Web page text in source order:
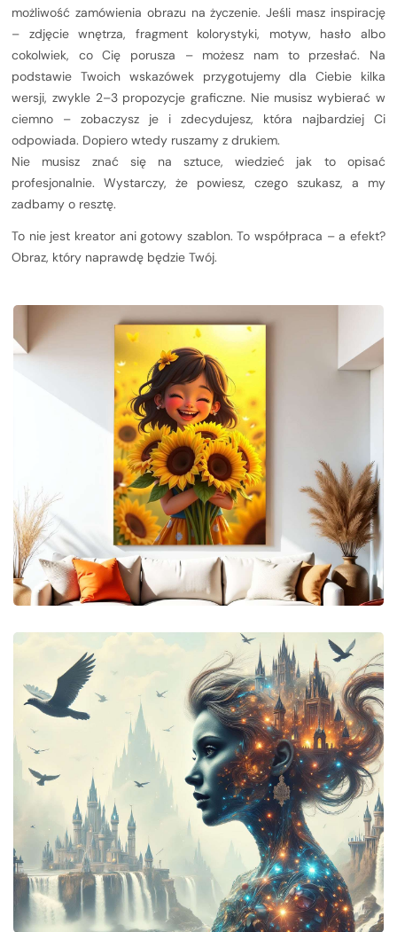
możliwość zamówienia obrazu na życzenie. Jeśli masz inspirację
– zdjęcie wnętrza, fragment kolorystyki, motyw, hasło albo
cokolwiek, co Cię porusza – możesz nam to przesłać. Na
podstawie Twoich wskazówek przygotujemy dla Ciebie kilka
wersji, zwykle 2–3 propozycje graficzne. Nie musisz wybierać w
ciemno – zobaczysz je i zdecydujesz, która najbardziej Ci
odpowiada. Dopiero wtedy ruszamy z drukiem.
Nie musisz znać się na sztuce, wiedzieć jak to opisać
profesjonalnie. Wystarczy, że powiesz, czego szukasz, a my
zadbamy o resztę.
To nie jest kreator ani gotowy szablon. To współpraca – a efekt?
Obraz, który naprawdę będzie Twój.